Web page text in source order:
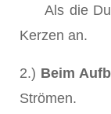
Als die
Kerzen an.
2.) Beim
Strömen.